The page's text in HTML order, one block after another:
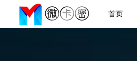
首页